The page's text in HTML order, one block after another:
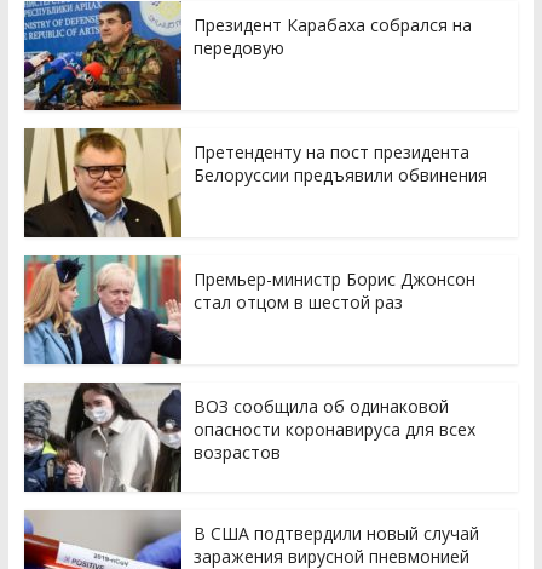
Президент Карабаха собрался на
передовую
Претенденту на пост президента
Белоруссии предъявили обвинения
Премьер-министр Борис Джонсон
стал отцом в шестой раз
ВОЗ сообщила об одинаковой
опасности коронавируса для всех
возрастов
В США подтвердили новый случай
заражения вирусной пневмонией